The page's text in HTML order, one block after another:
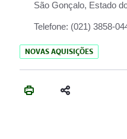
São Gonçalo, Estado
Telefone: (021) 3858-
NOVAS AQUISIÇÕES